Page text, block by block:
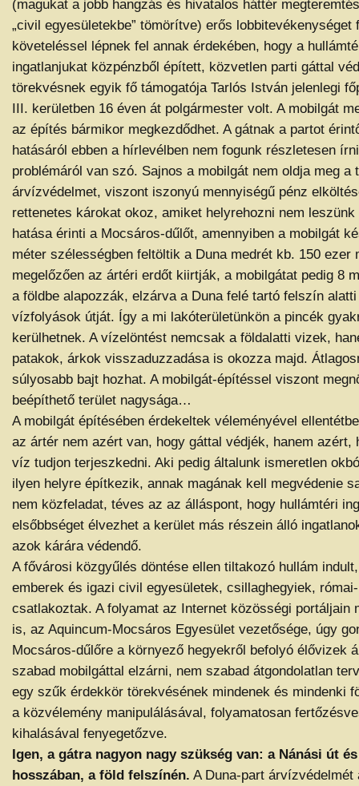
(magukat a jobb hangzás és hivatalos háttér
„civil egyesületekbe” tömörítve) erős lobbitevékenységet
követeléssel lépnek fel annak érdekében, hogy a
ingatlanjukat közpénzből épített, közvetlen parti gáttal
törekvésnek egyik fő támogatója Tarlós István jelenlegi
III. kerületben 16 éven át polgármester volt. A mobilgát
az építés bármikor megkezdődhet. A gátnak a partot
hatásáról ebben a hírlevélben nem fogunk részletesen
problémáról van szó. Sajnos a mobilgát nem oldja meg a
árvízvédelmet, viszont iszonyú mennyiségű pénz
rettenetes károkat okoz, amiket helyrehozni nem
hatása érinti a Mocsáros-dűlőt, amennyiben a mobilgát
méter szélességben feltöltik a Duna medrét kb. 150 ezer
megelőzően az ártéri erdőt kiirtják, a mobilgátat pedig 8
a földbe alapozzák, elzárva a Duna felé tartó felszín
vízfolyások útját. Így a mi lakóterületünkön a pincék
kerülhetnek. A vízelöntést nemcsak a földalatti vizek,
patakok, árkok visszaduzzadása is okozza majd.
súlyosabb bajt hozhat. A mobilgát-építéssel viszont
beépíthető terület nagysága…
A mobilgát építésében érdekeltek véleményével
az ártér nem azért van, hogy gáttal védjék, hanem azért,
víz tudjon terjeszkedni. Aki pedig általunk ismeretlen
ilyen helyre építkezik, annak magának kell megvédenie
nem közfeladat, téves az az álláspont, hogy hullámtéri
elsőbbséget élvezhet a kerület más részein álló
azok kárára védendő.
A fővárosi közgyűlés döntése ellen tiltakozó hullám
emberek és igazi civil egyesületek, csillaghegyiek,
csatlakoztak. A folyamat az Internet közösségi portáljain
is, az Aquincum-Mocsáros Egyesület vezetősége, úgy
Mocsáros-dűlőre a környező hegyekről befolyó élővizek
szabad mobilgáttal elzárni, nem szabad átgondolatlan
egy szűk érdekkör törekvésének mindenek és mindenki
a közvélemény manipulálásával, folyamatosan
kihalásával fenyegetőzve.
Igen, a gátra nagyon nagy szükség van: a Nánási út
hosszában, a föld felszínén. A Duna-part árvízvédelmét